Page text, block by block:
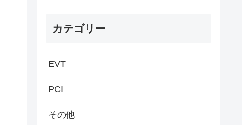
カテゴリー
EVT
PCI
その他